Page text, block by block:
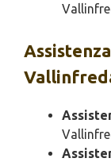
Assistenza